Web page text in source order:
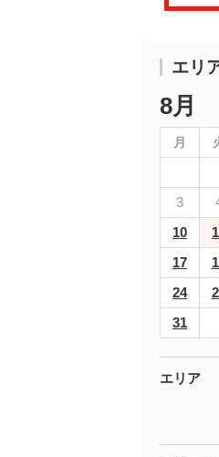
エリ
8月
月
3
10
17
24
31
エリア